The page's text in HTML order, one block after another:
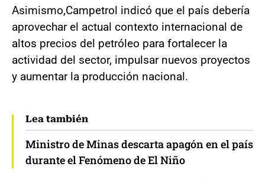
Asimismo,Campetrol indicó que el país debería
aprovechar el actual contexto internacional de
altos precios del petróleo para fortalecer la
actividad del sector, impulsar nuevos proyectos
y aumentar la producción nacional.
Lea también
Ministro de Minas descarta apagón en el país
durante el Fenómeno de El Niño